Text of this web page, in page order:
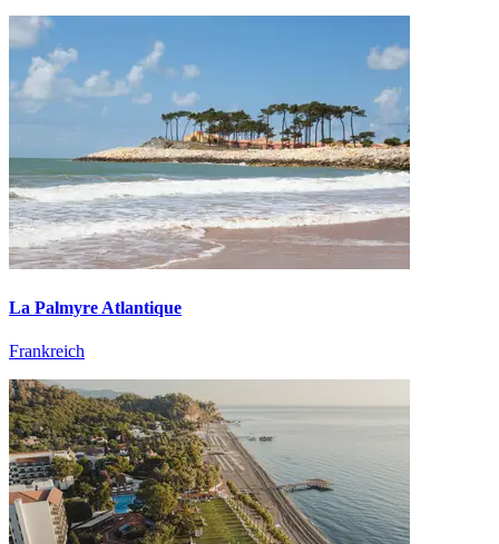
La Palmyre Atlantique
Frankreich